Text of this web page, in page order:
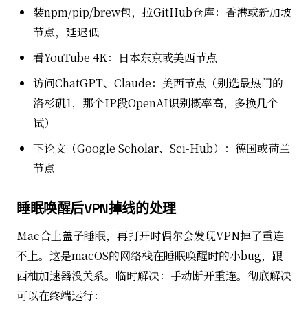
装npm/pip/brew包，拉GitHub仓库：香港或新加坡
节点，延迟低
看YouTube 4K：日本东京或美西节点
访问ChatGPT、Claude：美西节点（别选最热门的
洛杉矶1，那个IP段OpenAI识别概率高，多换几个
试）
下论文（Google Scholar、Sci-Hub）：德国或荷兰
节点
睡眠唤醒后VPN掉线的处理
Mac合上盖子睡眠，再打开时偶尔会发现VPN掉了重连
不上。这是macOS的网络栈在睡眠唤醒时的小bug，跟
西柚加速器没关系。临时解决：手动断开重连。彻底解决
可以在终端运行：